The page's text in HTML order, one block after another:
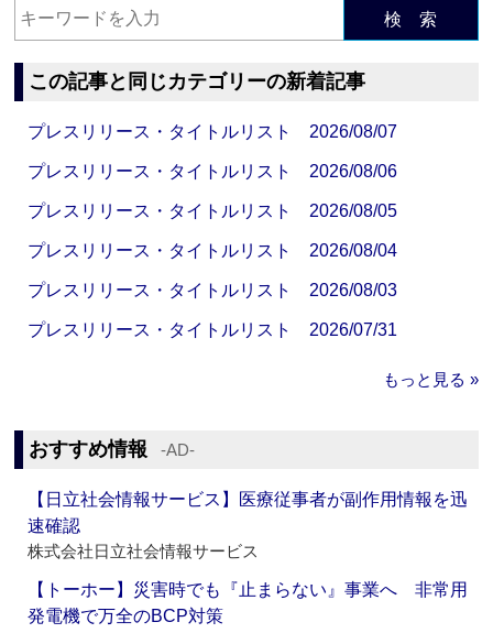
検 索
この記事と同じカテゴリーの新着記事
プレスリリース・タイトルリスト 2026/08/07
プレスリリース・タイトルリスト 2026/08/06
プレスリリース・タイトルリスト 2026/08/05
プレスリリース・タイトルリスト 2026/08/04
プレスリリース・タイトルリスト 2026/08/03
プレスリリース・タイトルリスト 2026/07/31
もっと見る »
おすすめ情報 ‐AD‐
【日立社会情報サービス】医療従事者が副作用情報を迅
速確認
株式会社日立社会情報サービス
【トーホー】災害時でも『止まらない』事業へ 非常用
発電機で万全のBCP対策